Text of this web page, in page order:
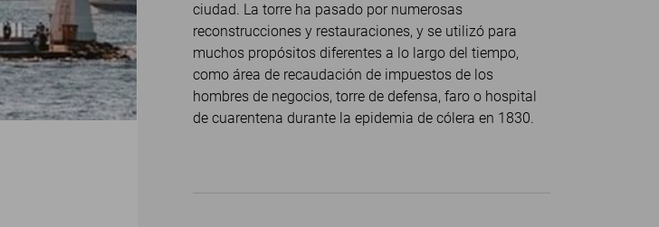
ciudad. La torre ha pasado por numerosas
reconstrucciones y restauraciones, y se utilizó para
muchos propósitos diferentes a lo largo del tiempo,
como área de recaudación de impuestos de los
hombres de negocios, torre de defensa, faro o hospital
de cuarentena durante la epidemia de cólera en 1830.